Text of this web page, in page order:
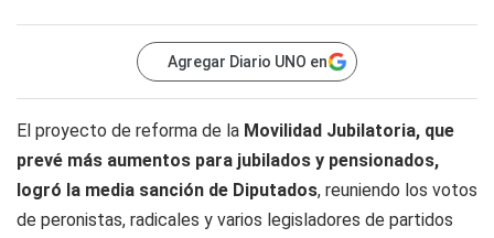
Agregar Diario UNO en
El proyecto de reforma de la Movilidad Jubilatoria, que
prevé más aumentos para jubilados y pensionados,
logró la media sanción de Diputados, reuniendo los votos
de peronistas, radicales y varios legisladores de partidos